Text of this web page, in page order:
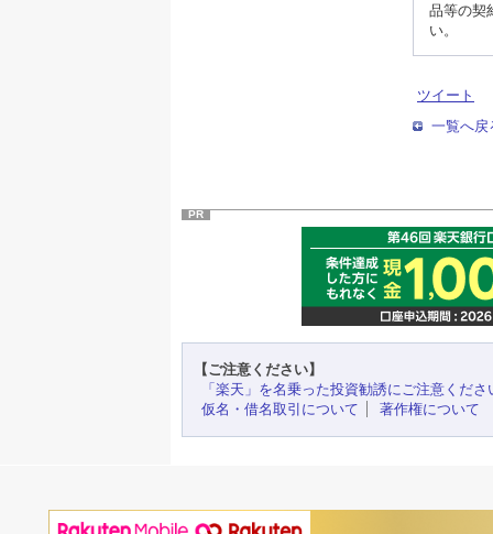
品等の契
い。
ツイート
一覧へ戻
PR
【ご注意ください】
「楽天」を名乗った投資勧誘にご注意くださ
仮名・借名取引について
著作権について